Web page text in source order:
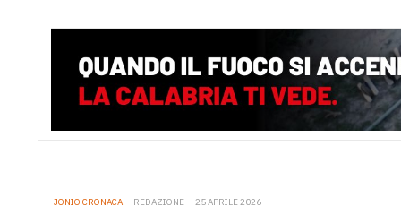
JONIO CRONACA REDAZIONE 25 APRILE 2026